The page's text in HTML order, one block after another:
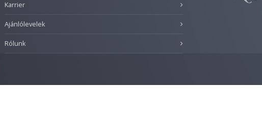
Karrier
Ajánlólevelek
Rólunk